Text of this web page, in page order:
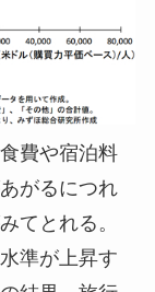
費や宿泊料
がるにつれ
てとれる。
準が上昇す